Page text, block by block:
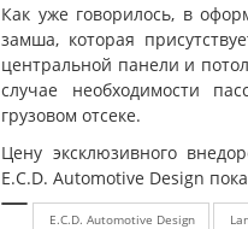
Как уже говорилось, в
замша, которая
центральной панели и
случае необходимости
грузовом отсеке.
Цену эксклюзивного
E.C.D. Automotive Design
E.C.D. Automotive Design